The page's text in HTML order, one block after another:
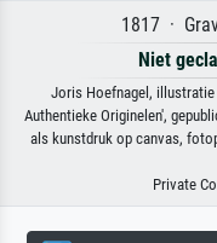
1817 ·
Niet
Joris Hoefnagel,
Authentieke Originelen',
als kunstdruk op canvas,
Private